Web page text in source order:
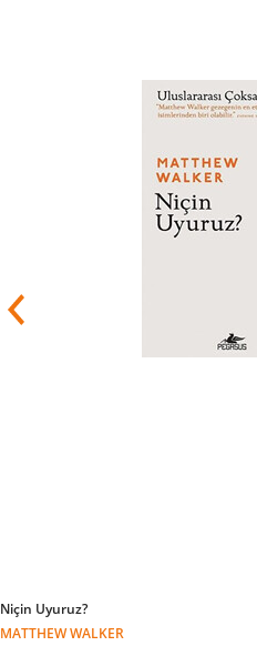
Niçin Uyuruz?
MATTHEW WALKER